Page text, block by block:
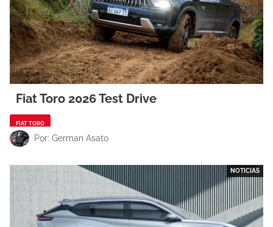
Fiat Toro 2026 Test Drive
FIAT TORO
Por: German Asato
NOTICIAS